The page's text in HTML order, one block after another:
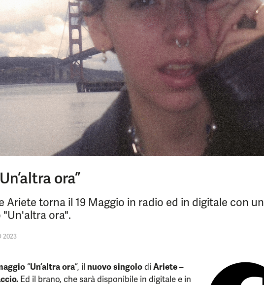
ora”
Ariete torna il 19 Maggio in radio ed in digitale con un
ora".
2023
“Un’altra ora”, il nuovo singolodiAriete –
Ed il brano, che sarà disponibile in digitale e in